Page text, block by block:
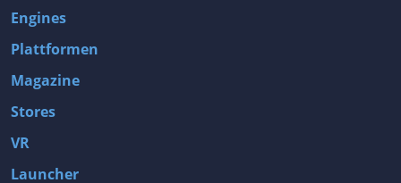
Engines
Plattformen
Magazine
Stores
VR
Launcher